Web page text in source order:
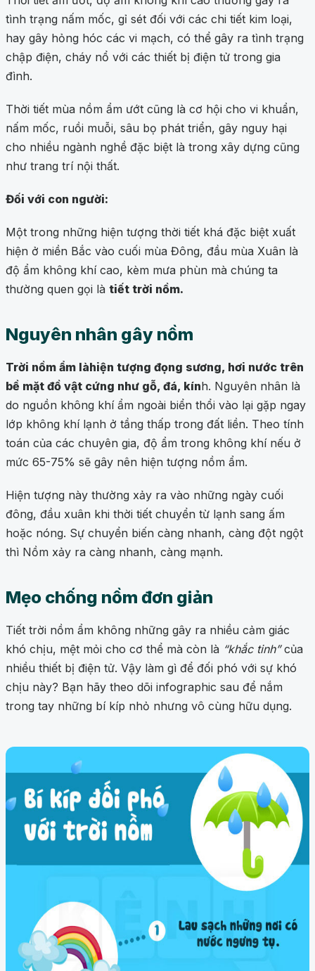
tình trạng nấm mốc, gỉ sét đối với các chi tiết kim loại,
hay gây hỏng hóc các vi mạch, có thể gây ra tình trạng
chập điện, cháy nổ với các thiết bị điện tử trong gia
đình.
Thời tiết mùa nồm ẩm ướt cũng là cơ hội cho vi khuẩn,
nấm mốc, ruồi muỗi, sâu bọ phát triển, gây nguy hại
cho nhiều ngành nghề đặc biệt là trong xây dựng cũng
như trang trí nội thất.
Đối với con người:
Một trong những hiện tượng thời tiết khá đặc biệt xuất
hiện ở miền Bắc vào cuối mùa Đông, đầu mùa Xuân là
độ ẩm không khí cao, kèm mưa phùn mà chúng ta
thường quen gọi là tiết trời nồm.
Nguyên nhân gây nồm
Trời nồm ẩm làhiện tượng đọng sương, hơi nước trên
bề mặt đồ vật cứng như gỗ, đá, kính. Nguyên nhân là
do nguồn không khí ẩm ngoài biển thổi vào lại gặp ngay
lớp không khí lạnh ở tầng thấp trong đất liền. Theo tính
toán của các chuyên gia, độ ẩm trong không khí nếu ở
mức 65-75% sẽ gây nên hiện tượng nồm ẩm.
Hiện tượng này thường xảy ra vào những ngày cuối
đông, đầu xuân khi thời tiết chuyển từ lạnh sang ấm
hoặc nóng. Sự chuyển biến càng nhanh, càng đột ngột
thì Nồm xảy ra càng nhanh, càng mạnh.
Mẹo chống nồm đơn giản
Tiết trời nồm ẩm không những gây ra nhiều cảm giác
khó chịu, mệt mỏi cho cơ thể mà còn là “khắc tinh”của
nhiều thiết bị điện tử. Vậy làm gì để đối phó với sự khó
chịu này? Bạn hãy theo dõi infographic sau để nắm
trong tay những bí kíp nhỏ nhưng vô cùng hữu dụng.